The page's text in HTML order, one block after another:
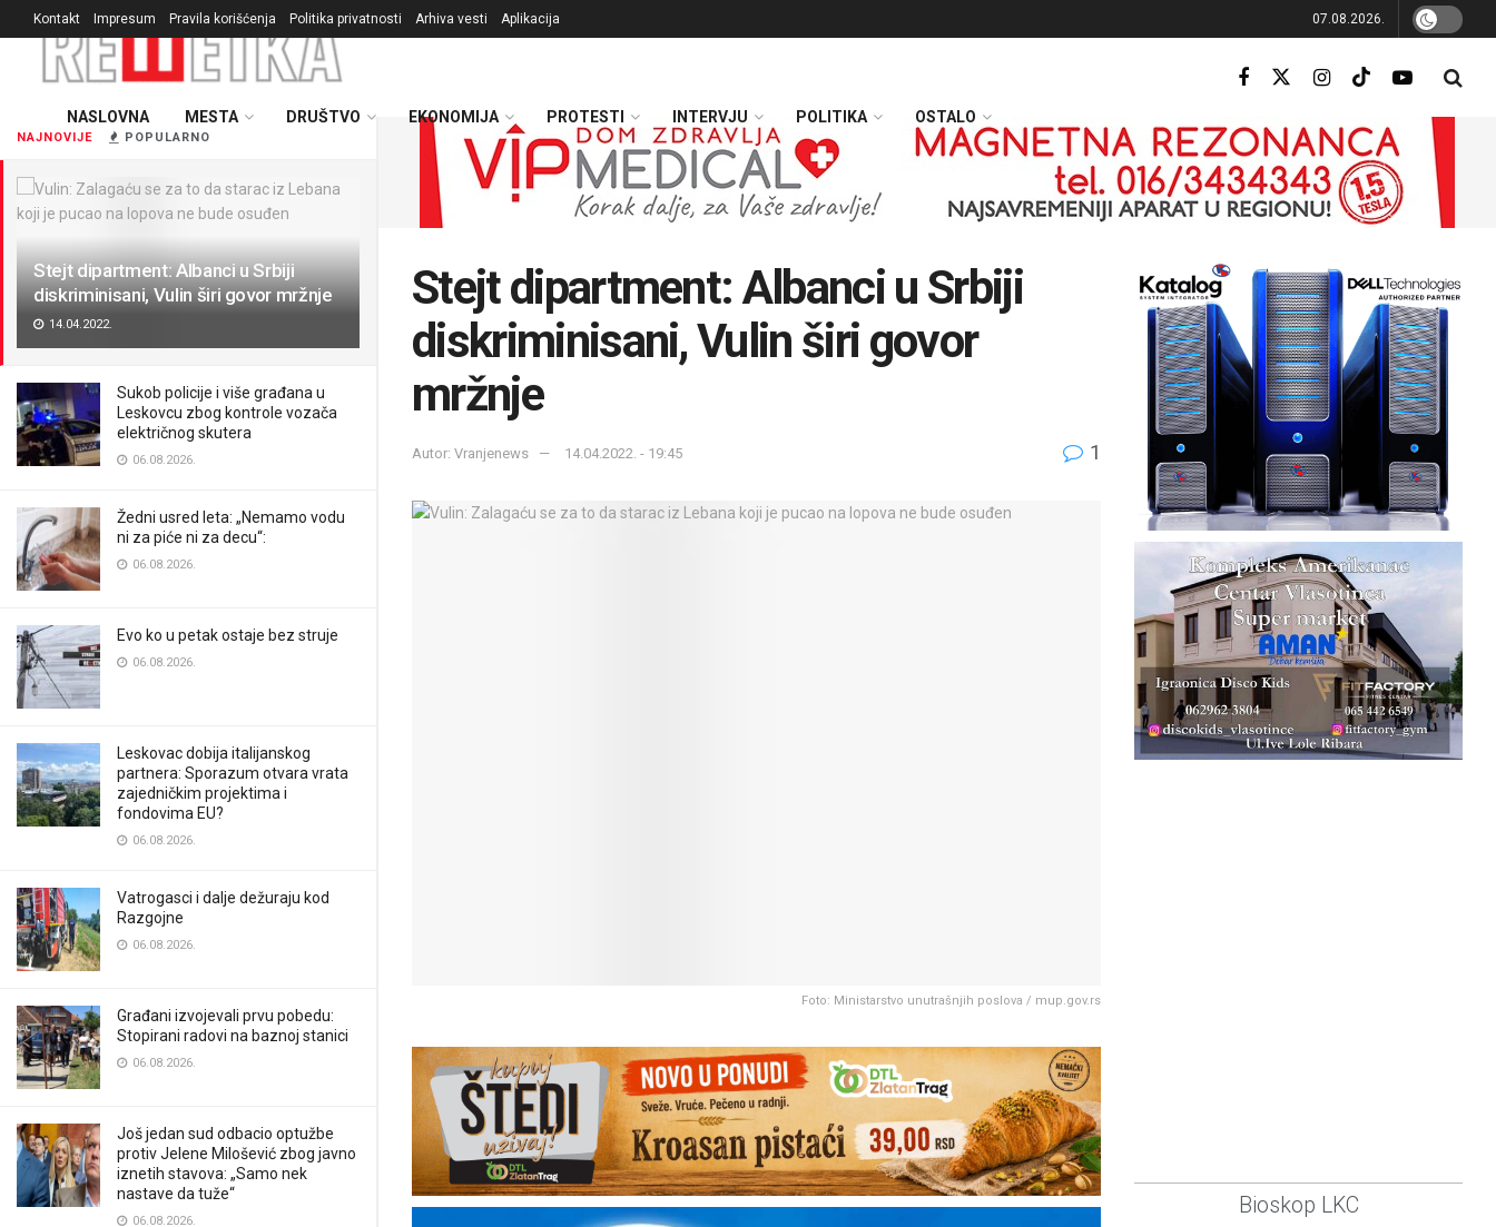
NAJNOVIJE POPULARNO
Stejt dipartment: Albanci u Srbiji
diskriminisani, Vulin širi govor mržnje
14.04.2022.
Sukob policije i više građana u
Leskovcu zbog kontrole vozača
električnog skutera
06.08.2026.
Žedni usred leta: „Nemamo vodu
ni za piće ni za decu“:
06.08.2026.
Evo ko u petak ostaje bez struje
06.08.2026.
Leskovac dobija italijanskog
partnera: Sporazum otvara vrata
zajedničkim projektima i
fondovima EU?
06.08.2026.
Vatrogasci i dalje dežuraju kod
Razgojne
06.08.2026.
Građani izvojevali prvu pobedu:
Stopirani radovi na baznoj stanici
06.08.2026.
Još jedan sud odbacio optužbe
protiv Jelene Milošević zbog javno
iznetih stavova: „Samo nek
nastave da tuže“
06.08.2026.
Kontakt Impresum Pravila korišćenja Politika privatnosti Arhiva vesti Aplikacija 07.08.2026.
NASLOVNA MESTA DRUŠTVO EKONOMIJA PROTESTI INTERVJU POLITIKA OSTALO
Stejt dipartment: Albanci u Srbiji
diskriminisani, Vulin širi govor
mržnje
Autor: Vranjenews 14.04.2022. - 19:45 1
Foto: Ministarstvo unutrašnjih poslova / mup.gov.rs
Bioskop LKC